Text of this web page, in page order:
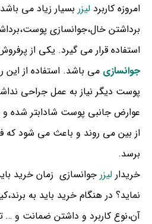
امروزه کاربرد لیزر بسیار زیاد می
برداشتن خال،جوانسازی
استفاده قرار می گیرد. یکی از
جوانسازی می باشد. استفاده از
پوست دیگر نیاز به عمل جراحی
عوارض جانبی پوست شادابتر
از بین می روند و باعث می شود که
برسد.
خریدار لیزر جوانسازی زمان خرید
نماید؟ در هنگام خرید باید به
آن،نوع کاربرد و داشتن ضمانت و …